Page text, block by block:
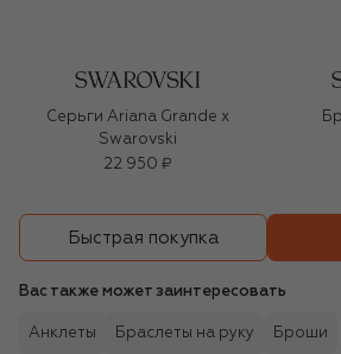
Серьги Ariana Grande x
Swarovski
22 950 ₽
Быстрая покупка
Вас также может заинтересовать
Анклеты Браслеты на руку Броши